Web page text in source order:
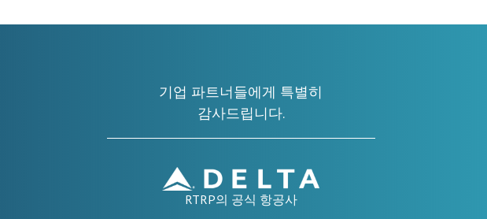
기업 파트너들에게 특별히
감사드립니다.
RTRP의 공식 항공사